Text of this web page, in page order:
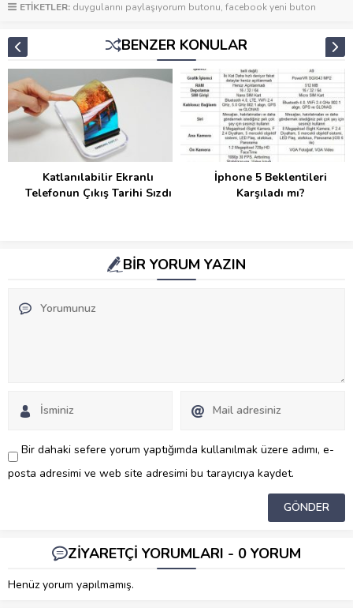
ETİKETLER: duygularını paylaşıyorum butonu, facebook yeni buton
BENZER KONULAR
Katlanılabilir Ekranlı
Telefonun Çıkış Tarihi Sızdı
İphone 5 Beklentileri
Karşıladı mı?
BİR YORUM YAZIN
Bir dahaki sefere yorum yaptığımda kullanılmak üzere adımı, e-
posta adresimi ve web site adresimi bu tarayıcıya kaydet.
ZİYARETÇİ YORUMLARI - 0 YORUM
Henüz yorum yapılmamış.